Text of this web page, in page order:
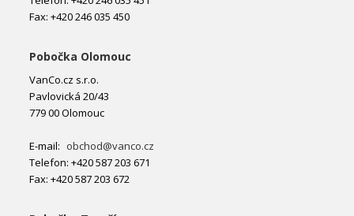
Fax: +420 246 035 450
Pobočka Olomouc
VanCo.cz s.r.o.
Pavlovická 20/43
779 00 Olomouc
E-mail: obchod@vanco.cz
Telefon: +420 587 203 671
Fax: +420 587 203 672